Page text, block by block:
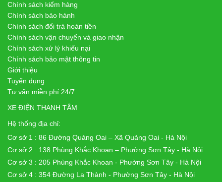
Chính sách kiểm hàng
Chính sách bảo hành
Chính sách đổi trả hoàn tiền
Chính sách vận chuyển và giao nhận
Chính sách xử lý khiếu nại
Chính sách bảo mật thông tin
Giới thiệu
Tuyển dụng
Tư vấn miễn phí 24/7
XE ĐIỆN THANH TÂM
Hệ thống địa chỉ:
Cơ sở 1 : 86 Đường Quảng Oai – Xã Quảng Oai - Hà Nội
Cơ sở 2 : 138 Phùng Khắc Khoan – Phường Sơn Tây - Hà Nội
Cơ sở 3 : 205 Phùng Khắc Khoan - Phường Sơn Tây - Hà Nội
Cơ sở 4 : 354 Đường La Thành - Phường Sơn Tây - Hà Nội